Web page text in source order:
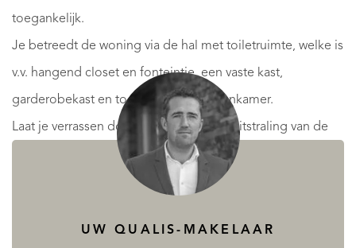
toegankelijk.
Je betreedt de woning via de hal met toiletruimte, welke is
v.v. hangend closet en fonteintje, een vaste kast,
garderobekast en toegang tot de woonkamer.
Laat je verrassen door de fijne sfeer en uitstraling van de
woonkamer waardoor je je direct in Spanje waant. Er ligt
een grof geschuurde houten vloer, het authentieke
gestuukte muren maken het één geheel. Normaliter is een
UW QUALIS-MAKELAAR